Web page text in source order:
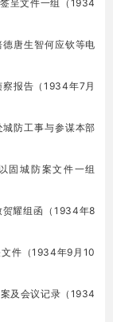
呈文件一组（ 1934
唐生智何应钦等电
察报告（1934年7 月
防工事与参谋本部
固城防案文件一组
贺耀组函（1934年8
件（1934年9 月 10
及会议记录（ 1934